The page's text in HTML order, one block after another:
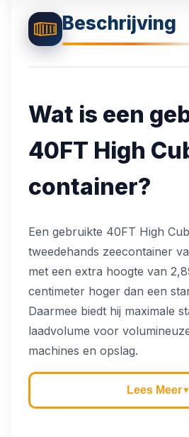
📋Projecten Galerij
Beschrijving
Wat is een
40FT High
container?
Een gebruikte 40FT High
tweedehands zeecontainer
met een extra hoogte van
centimeter hoger dan een
Daarmee biedt hij maximale
laadvolume voor
machines en opslag.
Lees Meer▼